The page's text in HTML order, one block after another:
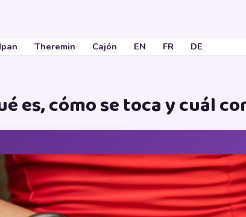
Theremin Cajón EN FR DE
es, cómo se toca y cuál